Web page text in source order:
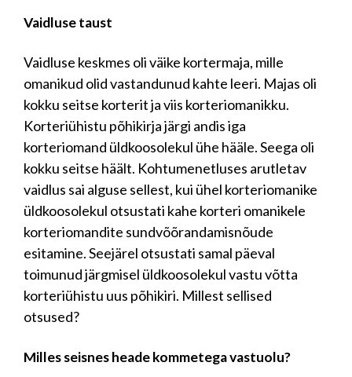
Vaidluse taust
Vaidluse keskmes oli väike kortermaja, mille
omanikud olid vastandunud kahte leeri. Majas oli
kokku seitse korterit ja viis korteriomanikku.
Korteriühistu põhikirja järgi andis iga
korteriomand üldkoosolekul ühe hääle. Seega oli
kokku seitse häält. Kohtumenetluses arutletav
vaidlus sai alguse sellest, kui ühel korteriomanike
üldkoosolekul otsustati kahe korteri omanikele
korteriomandite sundvõõrandamisnõude
esitamine. Seejärel otsustati samal päeval
toimunud järgmisel üldkoosolekul vastu võtta
korteriühistu uus põhikiri. Millest sellised
otsused?
Milles seisnes heade kommetega vastuolu?